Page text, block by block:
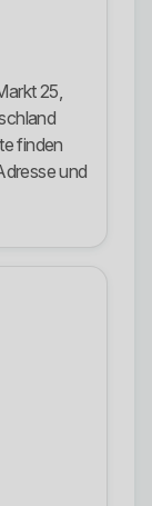
25,
finden
und